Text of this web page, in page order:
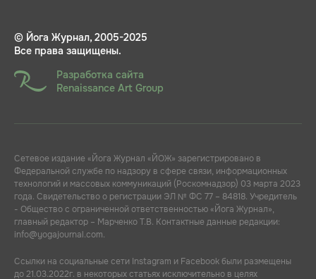
© Йога Журнал, 2005-2025
Все права защищены.
Разработка сайта
Renaissance Art Group
Сетевое издание «Йога Журнал «ЙОЖ» зарегистрировано в
Федеральной службе по надзору в сфере связи, информационных
технологий и массовых коммуникаций (Роскомнадзор) 03 марта 2023
года. Свидетельство о регистрации ЭЛ № ФС 77 – 84818. Учредитель
- Общество с ограниченной ответственностью «Йога Журнал»,
главный редактор – Марченко Т.В. Контактные данные редакции:
info@yogajournal.com.
Ссылки на социальные сети Instagram и Facebook были размещены
до 21.03.2022г. в некоторых статьях исключительно в целях